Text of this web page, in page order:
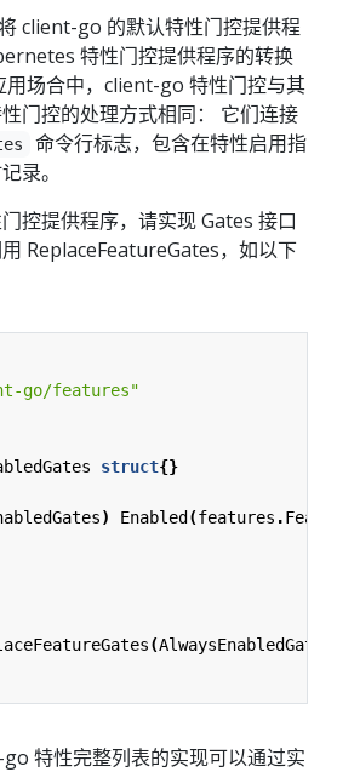
client-go 的默认特性门控提供程
特性门控提供程序的转换
用场合中，client-go 特性门控与其
门控的处理方式相同： 它们连接
命令行标志，包含在特性启用指
录。
控提供程序，请实现 Gates 接口
ReplaceFeatureGates，如以下
go/features"
struct{}
) Enabled (features .
(AlwaysEnabledGates
特性完整列表的实现可以通过实